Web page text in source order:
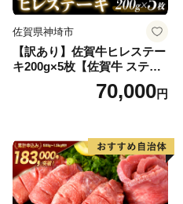
佐賀県神埼市
【訳あり】佐賀牛ヒレステー
キ200g×5枚【佐賀牛 ステー
キ ブランド肉 ヒレ肉 フィレ
肉 ジューシー ヘルシー】(H0
70,000円